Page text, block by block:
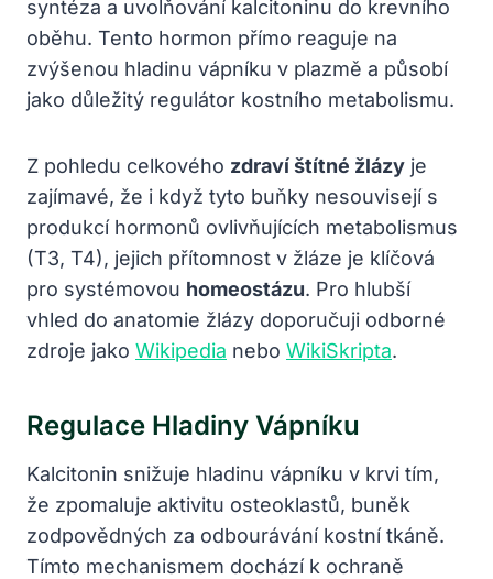
syntéza a uvolňování kalcitoninu do krevního
oběhu. Tento hormon přímo reaguje na
zvýšenou hladinu vápníku v plazmě a působí
jako důležitý regulátor kostního metabolismu.
Z pohledu celkového zdraví štítné žlázy je
zajímavé, že i když tyto buňky nesouvisejí s
produkcí hormonů ovlivňujících metabolismus
(T3, T4), jejich přítomnost v žláze je klíčová
pro systémovou homeostázu. Pro hlubší
vhled do anatomie žlázy doporučuji odborné
zdroje jako Wikipedia nebo WikiSkripta.
Regulace Hladiny Vápníku
Kalcitonin snižuje hladinu vápníku v krvi tím,
že zpomaluje aktivitu osteoklastů, buněk
zodpovědných za odbourávání kostní tkáně.
Tímto mechanismem dochází k ochraně